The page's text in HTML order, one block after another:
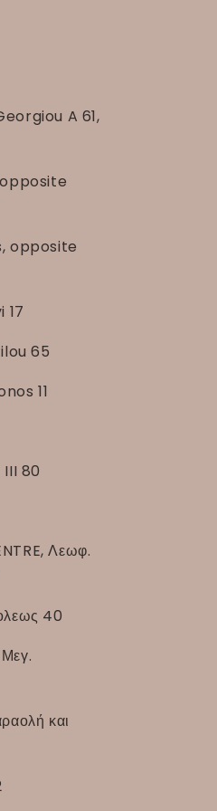
A 61,
opposite
opposite
17
65
11
III 80
Λεωφ.
40
και